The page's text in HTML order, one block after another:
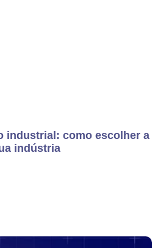
industrial: como escolher a
indústria